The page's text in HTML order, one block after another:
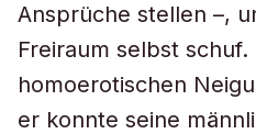
Ansprüche stellen –,
Freiraum selbst
homoerotischen
er konnte seine